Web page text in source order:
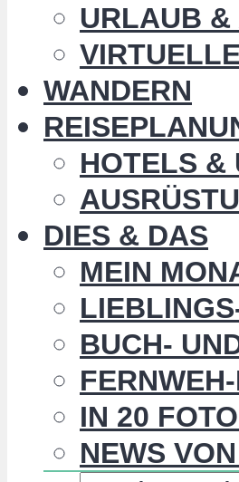
URLAUB &
WANDERN
HOTELS &
DIES & DAS
MEIN
BUCH-
IN 20
NEWS